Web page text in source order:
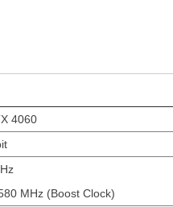
4060
MHz (Boost Clock)